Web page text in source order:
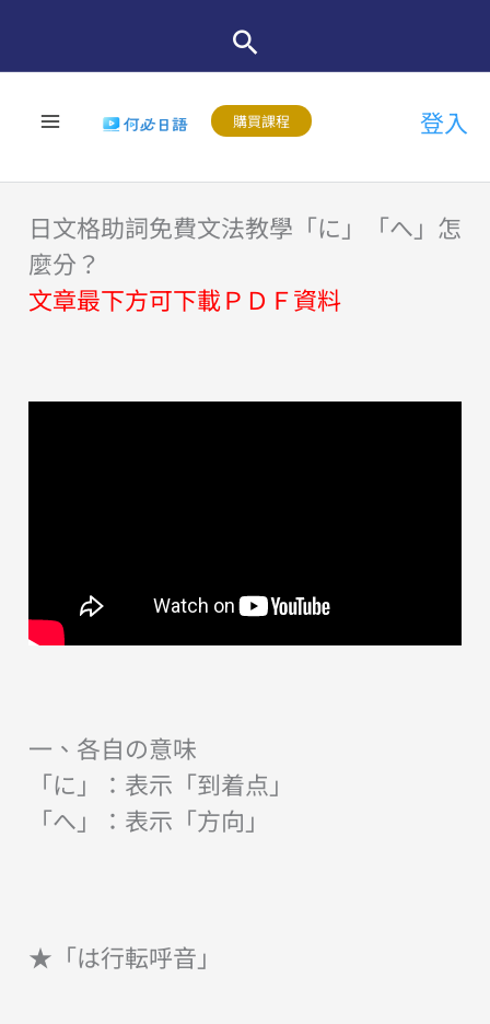
購買課程 登入
日文格助詞免費文法教學「に」「へ」怎
麼分？
文章最下方可下載ＰＤＦ資料
一、各自の意味
「に」：表示「到着点」
「へ」：表示「方向」
★「は行転呼音」